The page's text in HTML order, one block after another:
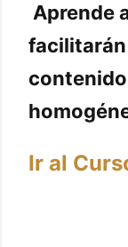
Aprende
Ir al